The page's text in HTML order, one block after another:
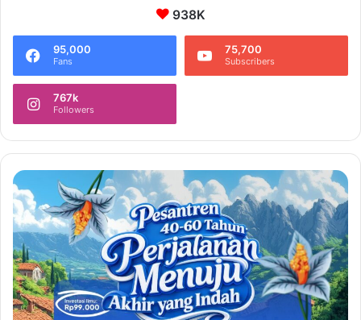
938K
95,000
Fans
75,700
Subscribers
767k
Followers